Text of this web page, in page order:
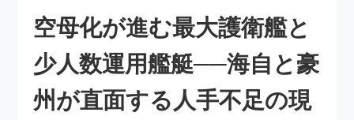
空母化が進む最大護衛艦と
少人数運用艦艇──海自と豪
州が直面する人手不足の現